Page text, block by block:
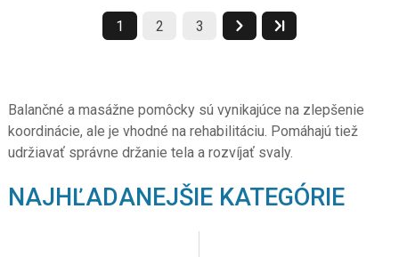
1 2 3
Balančné a masážne pomôcky sú vynikajúce na zlepšenie
koordinácie, ale je vhodné na rehabilitáciu. Pomáhajú tiež
udržiavať správne držanie tela a rozvíjať svaly.
NAJHĽADANEJŠIE KATEGÓRIE